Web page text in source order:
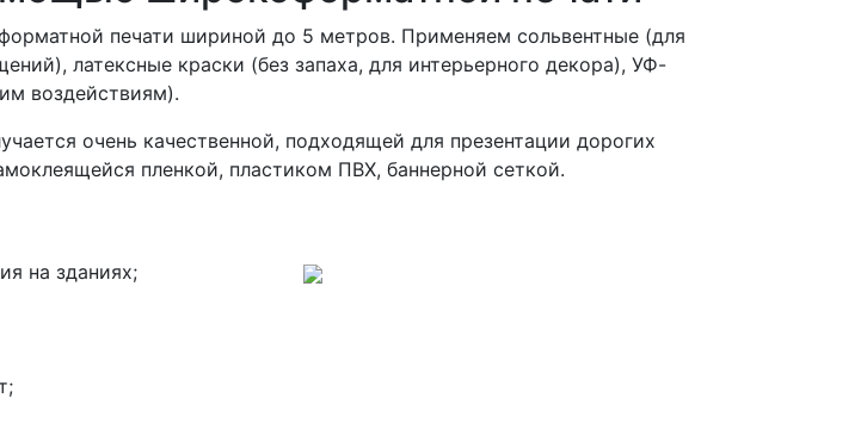
печати шириной до 5 метров. Применяем сольвентные (для
латексные краски (без запаха, для интерьерного декора), УФ-
воздействиям).
очень качественной, подходящей для презентации дорогих
пленкой, пластиком ПВХ, баннерной сеткой.
на зданиях;